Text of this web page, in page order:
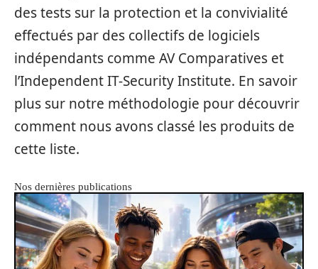
des tests sur la protection et la convivialité
effectués par des collectifs de logiciels
indépendants comme AV Comparatives et
l’Independent IT-Security Institute. En savoir
plus sur notre méthodologie pour découvrir
comment nous avons classé les produits de
cette liste.
Nos dernières publications